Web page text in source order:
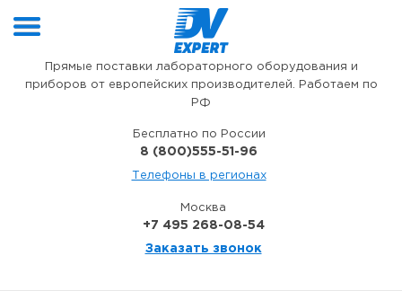
Прямые поставки лабораторного оборудования и
приборов от европейских производителей. Работаем по
РФ
Бесплатно по России
8 (800)555-51-96
Телефоны в регионах
Москва
+7 495 268-08-54
Заказать звонок